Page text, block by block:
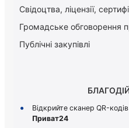
Свідоцтва, ліцензії,
Громадське обговорення
Публічні закупівлі
Відкрийте сканер QR-
Приват24